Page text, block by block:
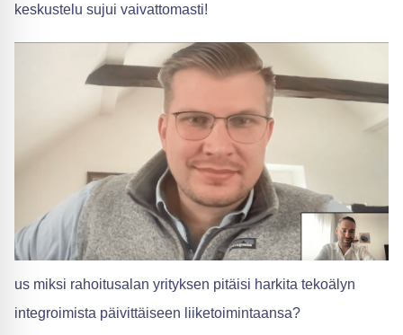
keskustelu sujui vaivattomasti!
us miksi rahoitusalan yrityksen pitäisi harkita tekoälyn
integroimista päivittäiseen liiketoimintaansa?